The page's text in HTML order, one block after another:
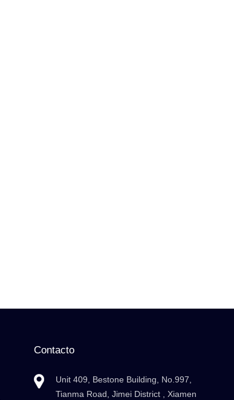
Contacto
Unit 409, Bestone Building, No.997,
Tianma Road, Jimei District , Xiamen